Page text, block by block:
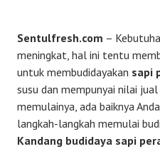
Sentulfresh.com –
meningkat, hal ini tentu
untuk membudidayakan sapi
susu dan mempunyai nilai
memulainya, ada baiknya
langkah-langkah memulai
Kandang budidaya sapi